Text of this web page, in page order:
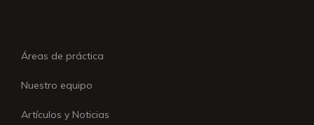
Áreas de práctica
Nuestro equipo
Artículos y Noticias